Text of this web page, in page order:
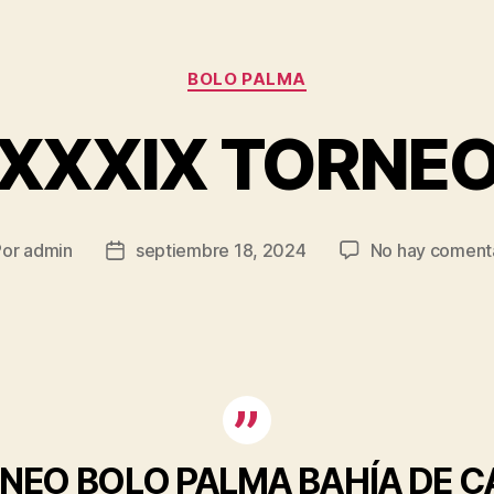
Categorías
BOLO PALMA
admin
Fechaseptiembre 18, 2024 No hay
BOLO PALMA BAHÍA DE